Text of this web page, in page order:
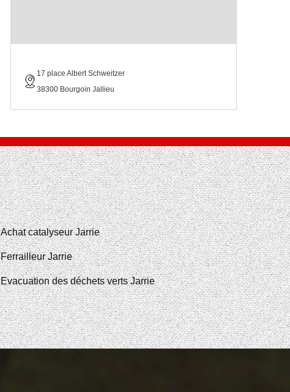
17 place Albert Schweitzer
38300 Bourgoin Jallieu
Achat catalyseur Jarrie
Ferrailleur Jarrie
Evacuation des déchets verts Jarrie